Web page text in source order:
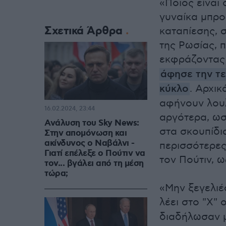
«Ποιος
γυναίκα
καταπίεσης,
της Ρωσίας,
εκφράζοντας
άφησε την
κύκλο.
αφήνουν
αργότερα,
στα
τον Πούτιν,
«Μην
λέει στο "Χ" ο
διαδήλωσαν
Σχετικά Άρθρα
Ανάλυση του Sky News:
Στην απομόνωση και
ακίνδυνος ο Ναβάλνι -
Γιατί επέλεξε ο Πούτιν να
τον... βγάλει από τη μέση
τώρα;
16.02.2024, 23:44